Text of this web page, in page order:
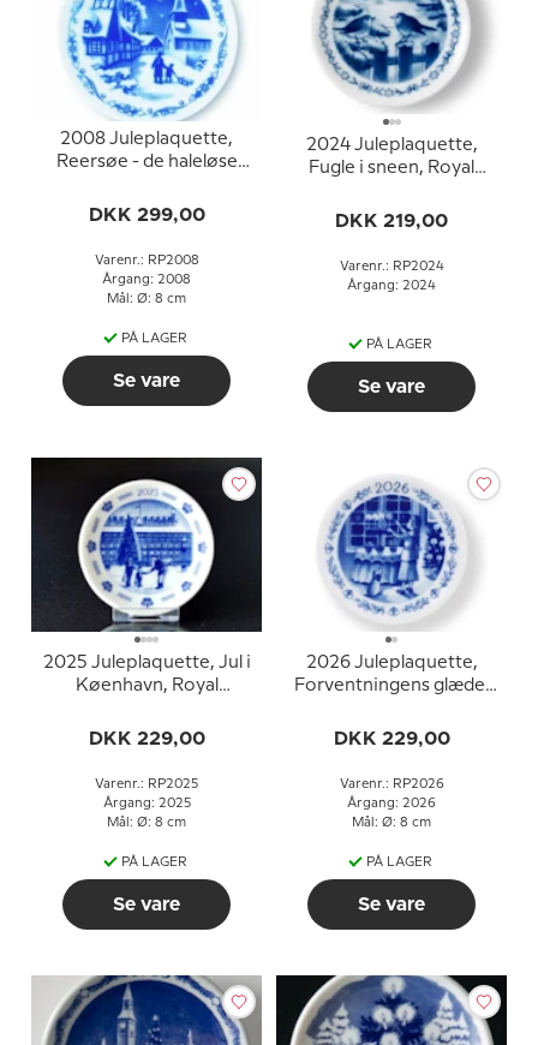
2008 Juleplaquette,
Reersøe - de haleløse
Copenhagen
DKK 299,00
Varenr.: RP2008
Årgang: 2008
Mål: Ø: 8 cm
PÅ LAGER
Se vare
2024 Juleplaquette,
Fugle i sneen, Royal
DKK 219,00
Varenr.: RP2024
Årgang: 2024
PÅ LAGER
Se vare
2025 Juleplaquette, Jul i
Køenhavn, Royal
DKK 229,00
Varenr.: RP2025
Årgang: 2025
Mål: Ø: 8 cm
PÅ LAGER
Se vare
2026 Juleplaquette,
Forventningens glæde,
DKK 229,00
Varenr.: RP2026
Årgang: 2026
Mål: Ø: 8 cm
PÅ LAGER
Se vare